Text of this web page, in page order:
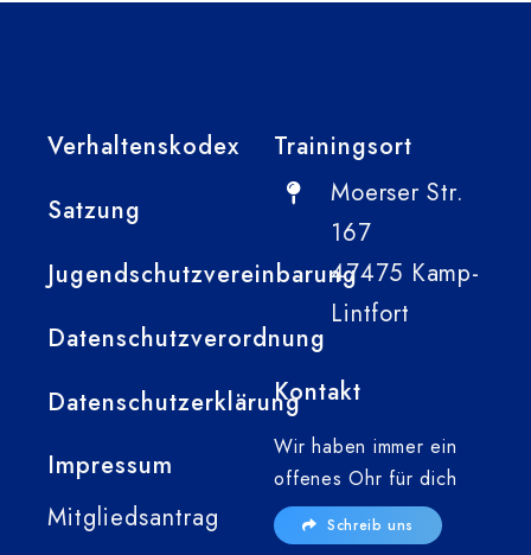
Verhaltenskodex
Satzung
Jugendschutzvereinbarung
Datenschutzverordnung
Datenschutzerklärung
Impressum
Mitgliedsantrag
Trainingsort
Moerser Str.
167
47475 Kamp-
Lintfort
Kontakt
Wir haben immer ein
offenes Ohr für dich
Schreib uns